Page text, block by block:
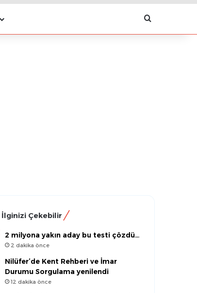
Arama yap
İlginizi Çekebilir
2 milyona yakın aday bu testi çözdü…
2 dakika önce
Nilüfer’de Kent Rehberi ve İmar
Durumu Sorgulama yenilendi
12 dakika önce